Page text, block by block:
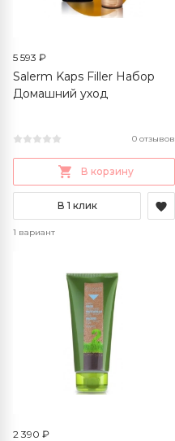
5 593 ₽
Salerm Kaps Filler Набор
Домашний уход
0 отзывов
В корзину
В 1 клик
1 вариант
2 390 ₽